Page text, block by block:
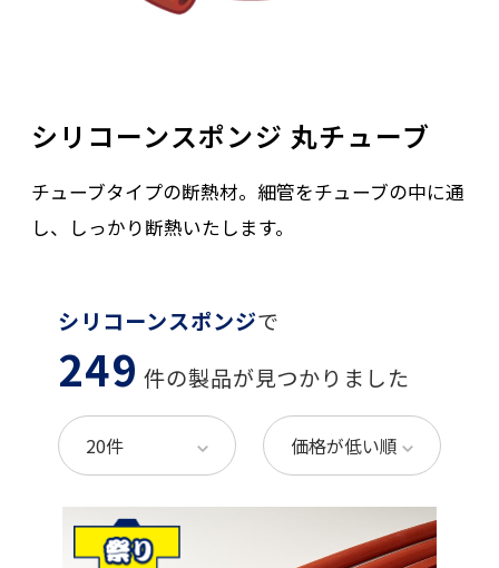
シリコーンスポンジ 丸チューブ
チューブタイプの断熱材。細管をチューブの中に通
し、しっかり断熱いたします。
シリコーンスポンジで
249 件の製品が見つかりました